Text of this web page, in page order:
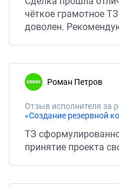
чёткое грамотное
доволен.
Роман Петров
Отзыв исполнителя за
ТЗ
принятие проекта